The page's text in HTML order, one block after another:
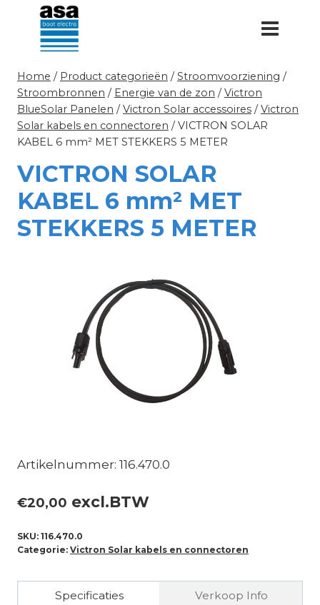
Doorgaan
inhoud
Home / Product categorieën / Stroomvoorziening /
Stroombronnen / Energie van de zon / Victron
BlueSolar Panelen / Victron Solar accessoires / Victron
Solar kabels en connectoren / VICTRON SOLAR
KABEL 6 mm² MET STEKKERS 5 METER
VICTRON SOLAR
KABEL 6 mm² MET
STEKKERS 5 METER
Artikelnummer: 116.470.0
€20,00 excl.BTW
SKU: 116.470.0
Categorie: Victron Solar kabels en connectoren
Specificaties Verkoop Info